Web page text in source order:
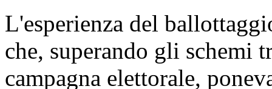
L'esperienza del
che, superando gli schemi
campagna elettorale,